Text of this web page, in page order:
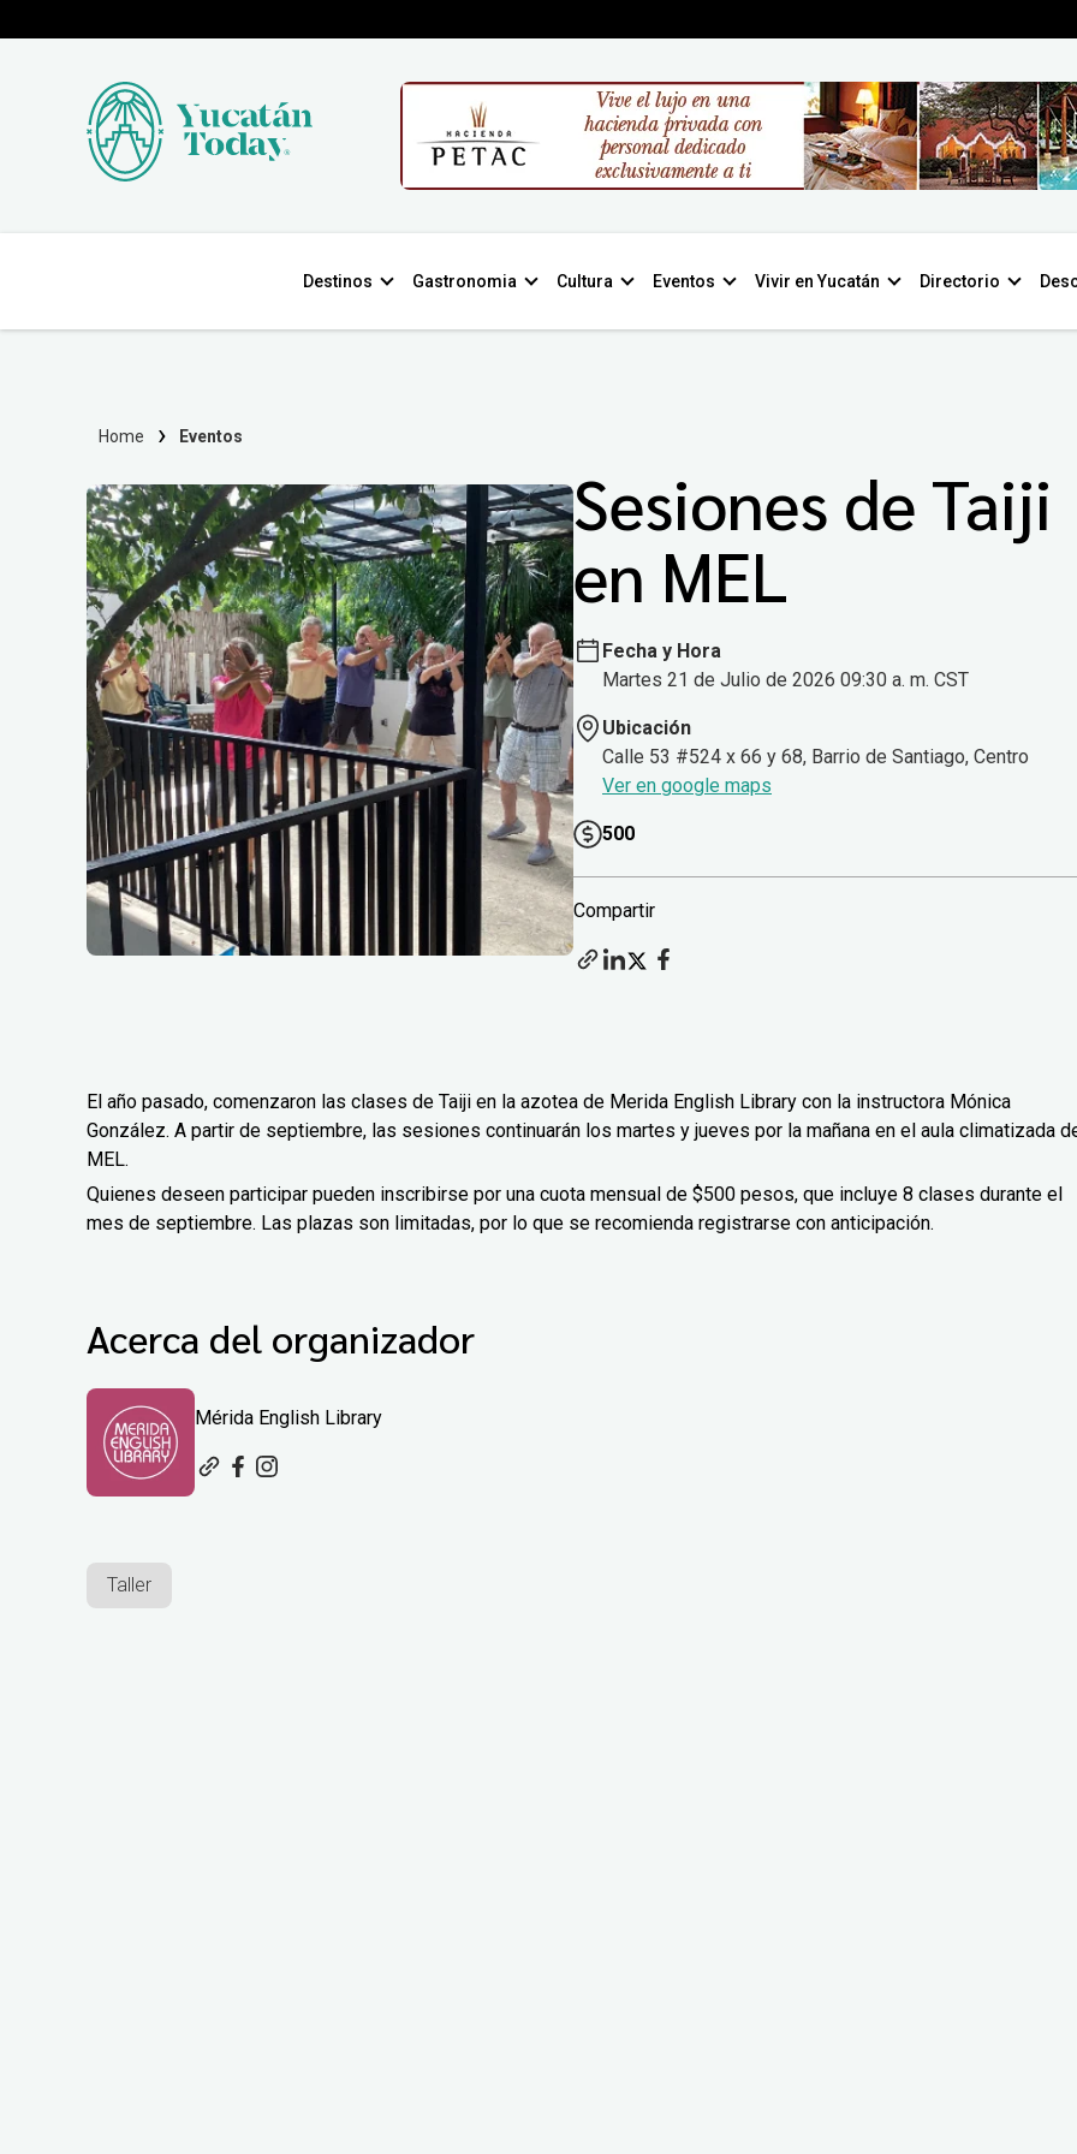
Destinos Gastronomia Cultura Eventos Vivir en Yucatán Directorio
Home Eventos
Sesiones de Taiji
en MEL
Fecha y Hora
Martes 21 de Julio de 2026 09:30 a. m. CST
Ubicación
Calle 53 #524 x 66 y 68, Barrio de Santiago, Centro
Ver en google maps
500
Compartir
El año pasado, comenzaron las clases de Taiji en la azotea de Merida English Library con la instructora Mónica
González. A partir de septiembre, las sesiones continuarán los martes y jueves por la mañana en el aula climatizada
MEL.
Quienes deseen participar pueden inscribirse por una cuota mensual de $500 pesos, que incluye 8 clases durante el
mes de septiembre. Las plazas son limitadas, por lo que se recomienda registrarse con anticipación.
Acerca del organizador
Mérida English Library
Taller